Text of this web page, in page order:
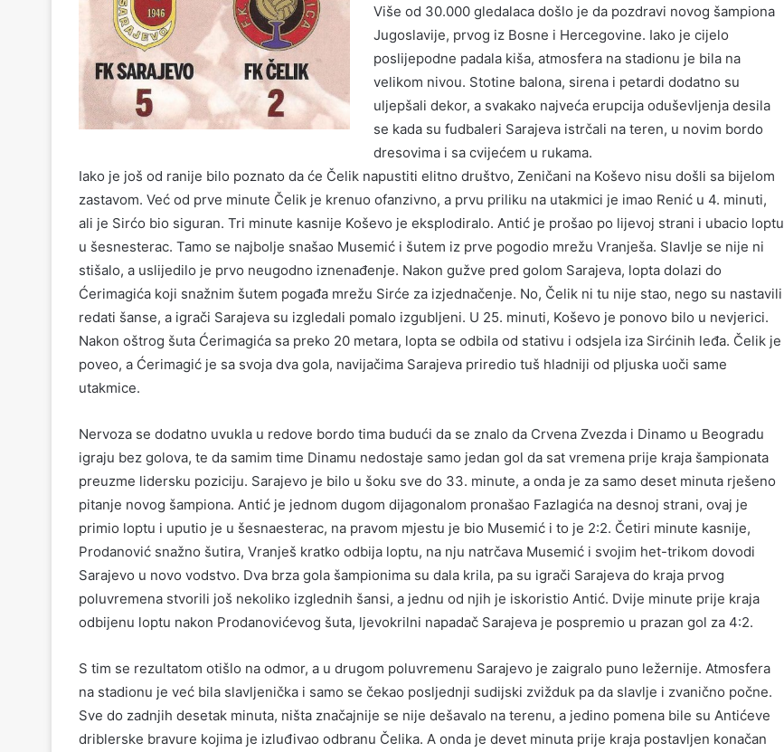
Više od 30.000 gledalaca došlo je da pozdravi novog šampiona
Jugoslavije, prvog iz Bosne i Hercegovine. Iako je cijelo
poslijepodne padala kiša, atmosfera na stadionu je bila na
velikom nivou. Stotine balona, sirena i petardi dodatno su
uljepšali dekor, a svakako najveća erupcija oduševljenja desila
se kada su fudbaleri Sarajeva istrčali na teren, u novim bordo
dresovima i sa cvijećem u rukama.
Iako je još od ranije bilo poznato da će Čelik napustiti elitno društvo, Zeničani na Koševo nisu došli sa bijelom
zastavom. Već od prve minute Čelik je krenuo ofanzivno, a prvu priliku na utakmici je imao Renić u 4. minuti,
ali je Sirćo bio siguran. Tri minute kasnije Koševo je eksplodiralo. Antić je prošao po lijevoj strani i ubacio loptu
u šesnesterac. Tamo se najbolje snašao Musemić i šutem iz prve pogodio mrežu Vranješa. Slavlje se nije ni
stišalo, a uslijedilo je prvo neugodno iznenađenje. Nakon gužve pred golom Sarajeva, lopta dolazi do
Ćerimagića koji snažnim šutem pogađa mrežu Sirće za izjednačenje. No, Čelik ni tu nije stao, nego su nastavili
redati šanse, a igrači Sarajeva su izgledali pomalo izgubljeni. U 25. minuti, Koševo je ponovo bilo u nevjerici.
Nakon oštrog šuta Ćerimagića sa preko 20 metara, lopta se odbila od stativu i odsjela iza Sirćinih leđa. Čelik je
poveo, a Ćerimagić je sa svoja dva gola, navijačima Sarajeva priredio tuš hladniji od pljuska uoči same
utakmice.
Nervoza se dodatno uvukla u redove bordo tima budući da se znalo da Crvena Zvezda i Dinamo u Beogradu
igraju bez golova, te da samim time Dinamu nedostaje samo jedan gol da sat vremena prije kraja šampionata
preuzme lidersku poziciju. Sarajevo je bilo u šoku sve do 33. minute, a onda je za samo deset minuta rješeno
pitanje novog šampiona. Antić je jednom dugom dijagonalom pronašao Fazlagića na desnoj strani, ovaj je
primio loptu i uputio je u šesnaesterac, na pravom mjestu je bio Musemić i to je 2:2. Četiri minute kasnije,
Prodanović snažno šutira, Vranješ kratko odbija loptu, na nju natrčava Musemić i svojim het-trikom dovodi
Sarajevo u novo vodstvo. Dva brza gola šampionima su dala krila, pa su igrači Sarajeva do kraja prvog
poluvremena stvorili još nekoliko izglednih šansi, a jednu od njih je iskoristio Antić. Dvije minute prije kraja
odbijenu loptu nakon Prodanovićevog šuta, ljevokrilni napadač Sarajeva je pospremio u prazan gol za 4:2.
S tim se rezultatom otišlo na odmor, a u drugom poluvremenu Sarajevo je zaigralo puno ležernije. Atmosfera
na stadionu je već bila slavljenička i samo se čekao posljednji sudijski zvižduk pa da slavlje i zvanično počne.
Sve do zadnjih desetak minuta, ništa značajnije se nije dešavalo na terenu, a jedino pomena bile su Antićeve
driblerske bravure kojima je izluđivao odbranu Čelika. A onda je devet minuta prije kraja postavljen konačan